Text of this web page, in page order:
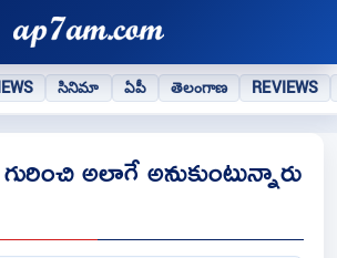
సినిమా ఏపీ తెలంగాణ REVIEWS
అలాగే అనుకుంటున్నారు